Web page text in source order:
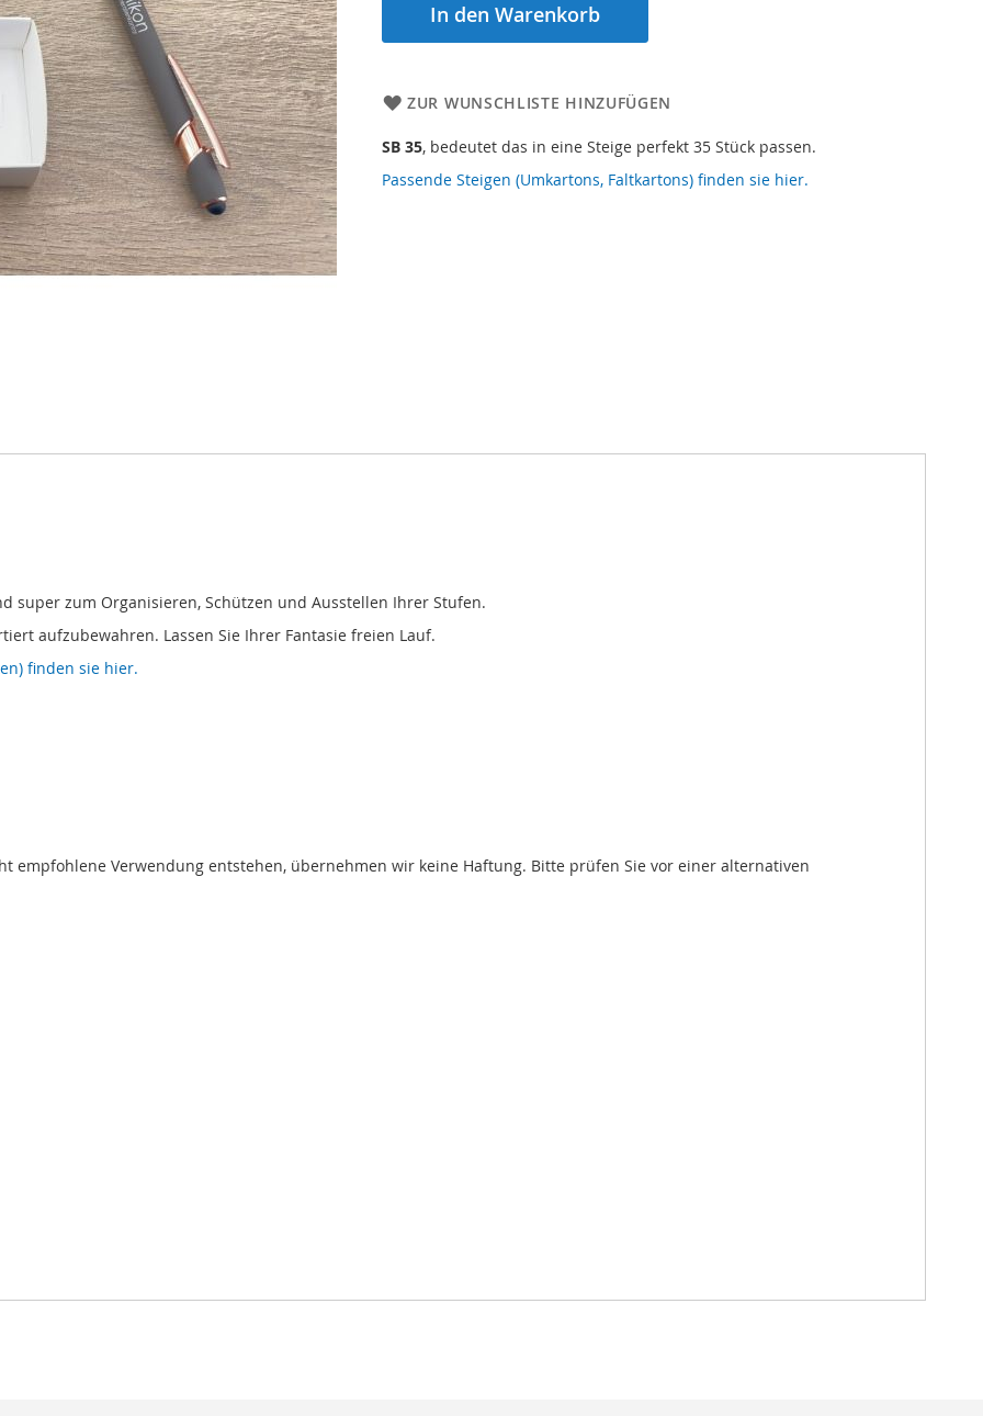
In den Warenkorb
ZUR WUNSCHLISTE HINZUFÜGEN
SB 35, bedeutet das in eine Steige perfekt 35 Stück passen.
Passende Steigen (Umkartons, Faltkartons) finden sie hier.
super zum Organisieren, Schützen und Ausstellen Ihrer Stufen.
aufzubewahren. Lassen Sie Ihrer Fantasie freien Lauf.
finden sie hier.
empfohlene Verwendung entstehen, übernehmen wir keine Haftung. Bitte prüfen Sie vor einer alternativen